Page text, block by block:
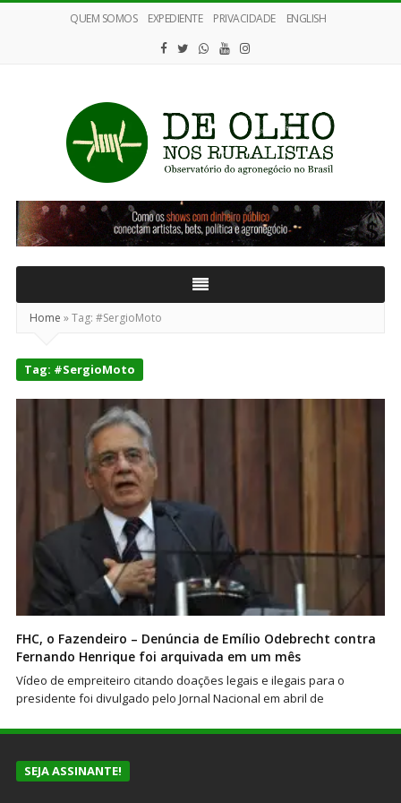
QUEM SOMOS EXPEDIENTE PRIVACIDADE ENGLISH
De
Olho
nos
Home »Tag: #SergioMoto
Tag: #SergioMoto
FHC, o Fazendeiro – Denúncia de Emílio Odebrecht contra
Fernando Henrique foi arquivada em um mês
Vídeo de empreiteiro citando doações legais e ilegais para o
presidente foi divulgado pelo Jornal Nacional em abril de
SEJA ASSINANTE!